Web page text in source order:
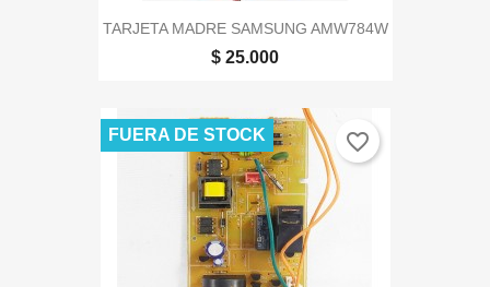
TARJETA MADRE SAMSUNG AMW784W
$ 25.000
FUERA DE STOCK favorite_border